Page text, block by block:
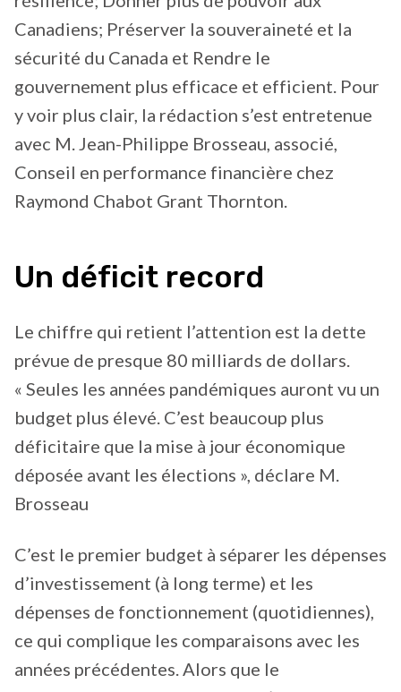
Canadiens; Préserver la souveraineté et la
sécurité du Canada et Rendre le
gouvernement plus efficace et efficient. Pour
y voir plus clair, la rédaction s’est entretenue
avec M. Jean-Philippe Brosseau, associé,
Conseil en performance financière chez
Raymond Chabot Grant Thornton.
Un déficit record
Le chiffre qui retient l’attention est la dette
prévue de presque 80 milliards de dollars.
« Seules les années pandémiques auront vu un
budget plus élevé. C’est beaucoup plus
déficitaire que la mise à jour économique
déposée avant les élections », déclare M.
Brosseau
C’est le premier budget à séparer les dépenses
d’investissement (à long terme) et les
dépenses de fonctionnement (quotidiennes),
ce qui complique les comparaisons avec les
années précédentes. Alors que le